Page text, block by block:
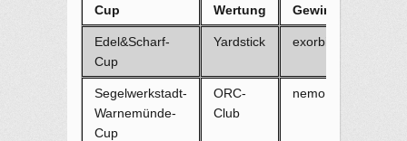
Cup Wertung Gewinner
Edel&Scharf-
Cup
Yardstick exorbitante
Segelwerkstadt-
Warnemünde-
Cup
ORC-
Club
nemo